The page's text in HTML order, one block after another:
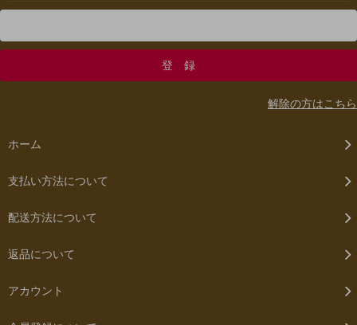
解除の方はこちら
ホーム
支払い方法について
配送方法について
返品について
アカウント